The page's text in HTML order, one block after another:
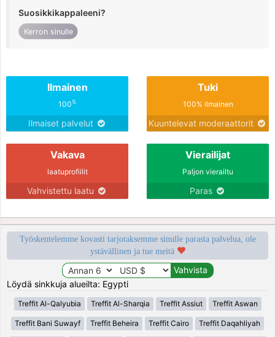
Suosikkikappaleeni?
Kerron sinulle
Ilmainen
100%
Ilmaiset palvelut
Tuki
100% ilmainen
Kuuntelevat moderaattorit
Vakava
laatuprofiilit
Vahvistettu laatu
Vierailijat
Paljon vierailtu
Paras
Työskentelemme kovasti tarjotaksemme sinulle parasta palvelua, ole
ystävällinen ja tue meitä
Löydä sinkkuja alueilta: Egypti
Treffit Al-Qalyubia Treffit Al-Sharqia Treffit Assiut Treffit Aswan
Treffit Bani Suwayf Treffit Beheira Treffit Cairo Treffit Daqahliyah